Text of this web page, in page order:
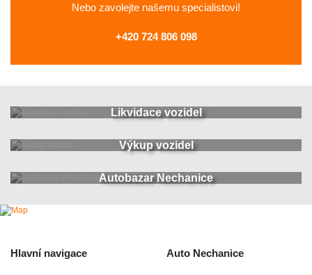
Nebo zavolejte našemu specialistovi!
+420 724 806 098
Likvidace vozidel
Výkup vozidel
Autobazar Nechanice
Hlavní navigace Auto Nechanice